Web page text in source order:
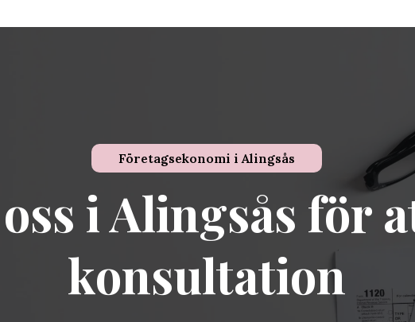
Företagsekonomi i Alingsås
i Alingsås för
konsultation